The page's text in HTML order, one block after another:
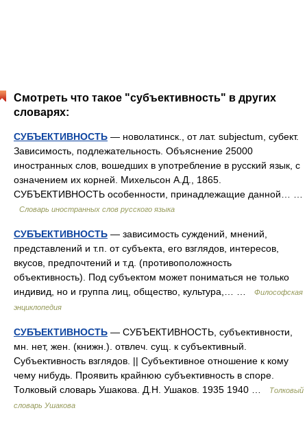
Смотреть что такое "субъективность" в других
словарях:
СУБЪЕКТИВНОСТЬ — новолатинск., от лат. subjectum, субект.
Зависимость, подлежательность. Объяснение 25000
иностранных слов, вошедших в употребление в русский язык, с
означением их корней. Михельсон А.Д., 1865.
СУБЪЕКТИВНОСТЬ особенности, принадлежащие данной… …
Словарь иностранных слов русского языка
СУБЪЕКТИВНОСТЬ — зависимость суждений, мнений,
представлений и т.п. от субъекта, его взглядов, интересов,
вкусов, предпочтений и т.д. (противоположность
объективность). Под субъектом может пониматься не только
индивид, но и группа лиц, общество, культура,… …
Философская
энциклопедия
СУБЪЕКТИВНОСТЬ — СУБЪЕКТИВНОСТЬ, субъективности,
мн. нет, жен. (книжн.). отвлеч. сущ. к субъективный.
Субъективность взглядов. || Субъективное отношение к кому
чему нибудь. Проявить крайнюю субъективность в споре.
Толковый словарь Ушакова. Д.Н. Ушаков. 1935 1940 …
Толковый
словарь Ушакова